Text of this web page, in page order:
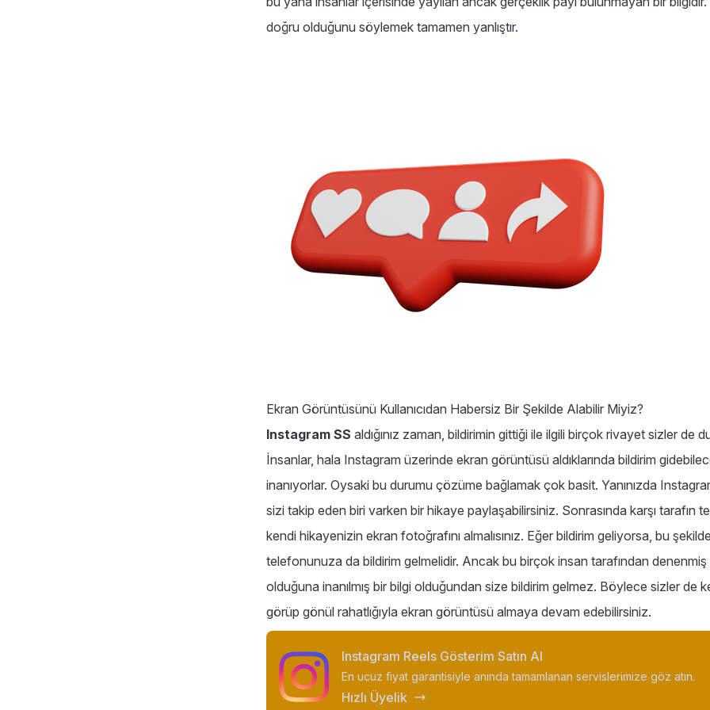
doğru olduğunu söylemek tamamen yanlıştır.
Ekran Görüntüsünü Kullanıcıdan Habersiz Bir Şekilde Alabilir Miyiz?
Instagram SS aldığınız zaman, bildirimin gittiği ile ilgili birçok rivayet sizler de
İnsanlar, hala Instagram üzerinde ekran görüntüsü aldıklarında bildirim
inanıyorlar. Oysaki bu durumu çözüme bağlamak çok basit. Yanınızda
sizi takip eden biri varken bir hikaye paylaşabilirsiniz. Sonrasında karşı tarafın
kendi hikayenizin ekran fotoğrafını almalısınız. Eğer bildirim geliyorsa, bu
telefonunuza da bildirim gelmelidir. Ancak bu birçok insan tarafından
olduğuna inanılmış bir bilgi olduğundan size bildirim gelmez. Böylece sizler de
görüp gönül rahatlığıyla ekran görüntüsü almaya devam edebilirsiniz.
Instagram Reels Gösterim Satın Al
En ucuz fiyat garantisiyle anında tamamlanan servislerimize göz atın.
Hızlı Üyelik